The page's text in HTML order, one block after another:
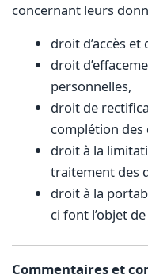
concernant leurs
droit d’accès
droit
personnelles,
droit de
complétion des
droit à la
traitement des
droit à la
ci font l’objet
Commentaires et